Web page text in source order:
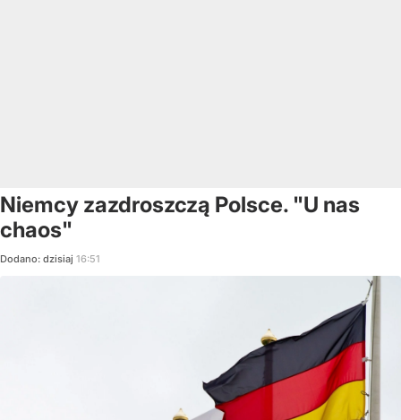
Niemcy zazdroszczą Polsce. "U nas
chaos"
Dodano: dzisiaj 16:51